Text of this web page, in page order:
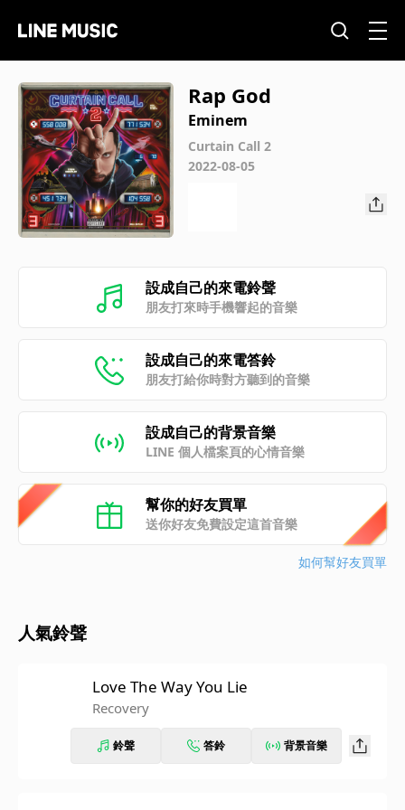
Rap God
Eminem
Curtain Call 2
2022-08-05
設成自己的來電鈴聲
朋友打來時手機響起的音樂
設成自己的來電答鈴
朋友打給你時對方聽到的音樂
設成自己的背景音樂
LINE 個人檔案頁的心情音樂
幫你的好友買單
送你好友免費設定這首音樂
如何幫好友買單
人氣鈴聲
Love The Way You Lie
Recovery
鈴聲 答鈴 背景音樂